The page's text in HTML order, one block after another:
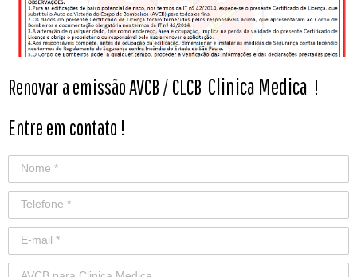
Renovar a emissão AVCB / CLCB Clinica Medica !
Entre em contato !